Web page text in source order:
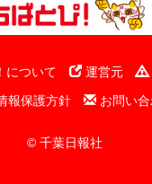
について 運営元
報保護方針
お問い
© 千葉日報社